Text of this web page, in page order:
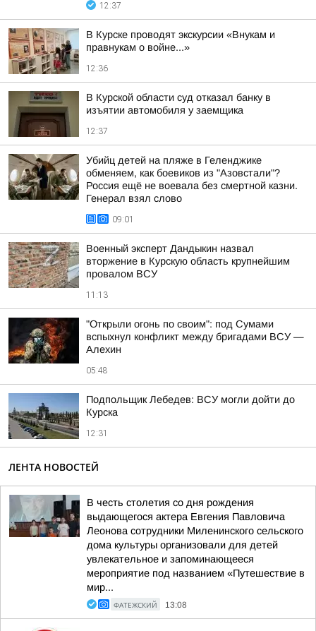
12:37
В Курске проводят экскурсии «Внукам и
правнукам о войне...»
12:36
В Курской области суд отказал банку в
изъятии автомобиля у заемщика
12:37
Убийц детей на пляже в Геленджике
обменяем, как боевиков из "Азовстали"?
Россия ещё не воевала без смертной казни.
Генерал взял слово
09:01
Военный эксперт Дандыкин назвал
вторжение в Курскую область крупнейшим
провалом ВСУ
11:13
"Открыли огонь по своим": под Сумами
вспыхнул конфликт между бригадами ВСУ —
Алехин
05:48
Подпольщик Лебедев: ВСУ могли дойти до
Курска
12:31
ЛЕНТА НОВОСТЕЙ
В честь столетия со дня рождения
выдающегося актера Евгения Павловича
Леонова сотрудники Миленинского сельского
дома культуры организовали для детей
увлекательное и запоминающееся
мероприятие под названием «Путешествие в
мир...
ФАТЕЖСКИЙ 13:08